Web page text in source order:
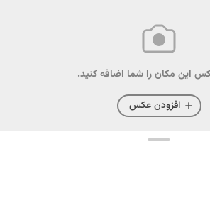
این مکان را شما اضافه کنید.
افزودن عکس